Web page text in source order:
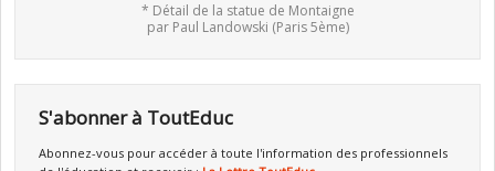
* Détail de la statue de Montaigne
par Paul Landowski (Paris 5ème)
S'abonner à ToutEduc
Abonnez-vous pour accéder à toute l'information des professionnels